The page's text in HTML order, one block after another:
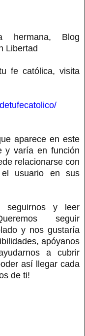
hermana, Blog
Libertad
fe católica, visita
aparece en este
y varía en función
relacionarse con
usuario en sus
seguirnos y leer
seguir
y nos gustaría
apóyanos
a cubrir
así llegar cada
de ti!